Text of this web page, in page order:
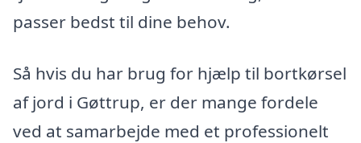
passer bedst til dine behov.
Så hvis du har brug for hjælp til bortkørsel
af jord i Gøttrup, er der mange fordele
ved at samarbejde med et professionelt